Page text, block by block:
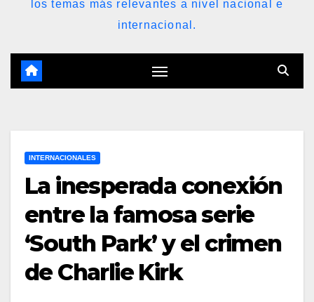
los temas más relevantes a nivel nacional e
internacional.
INTERNACIONALES
La inesperada conexión
entre la famosa serie
‘South Park’ y el crimen
de Charlie Kirk